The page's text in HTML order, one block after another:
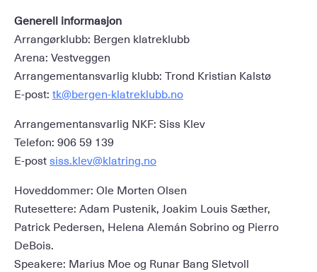
Generell informasjon
Arrangørklubb: Bergen klatreklubb
Arena: Vestveggen
Arrangementansvarlig klubb: Trond Kristian Kalstø
E-post: tk@bergen-klatreklubb.no
Arrangementansvarlig NKF: Siss Klev
Telefon: 906 59 139
E-postsiss.klev@klatring.no
Hoveddommer: Ole Morten Olsen
Rutesettere: Adam Pustenik, Joakim Louis Sæther,
Patrick Pedersen, Helena Alemán Sobrino og Pierro
DeBois.
Speakere: Marius Moe og Runar Bang Sletvoll